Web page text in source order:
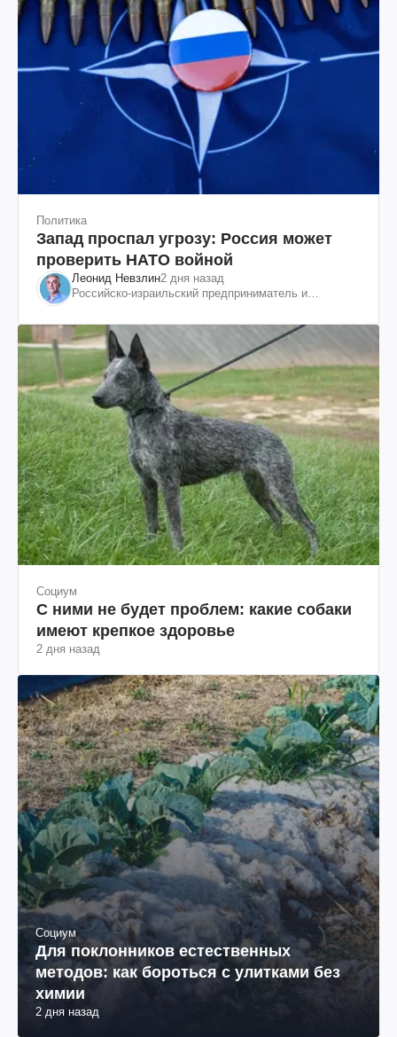
Политика
Запад проспал угрозу: Россия может
проверить НАТО войной
Леонид Невзлин2 дня назад
Российско-израильский предприниматель и
"ЮКОСа"
Социум
С ними не будет проблем: какие собаки
имеют крепкое здоровье
2 дня назад
Социум
Для поклонников естественных
методов: как бороться с улитками без
химии
2 дня назад